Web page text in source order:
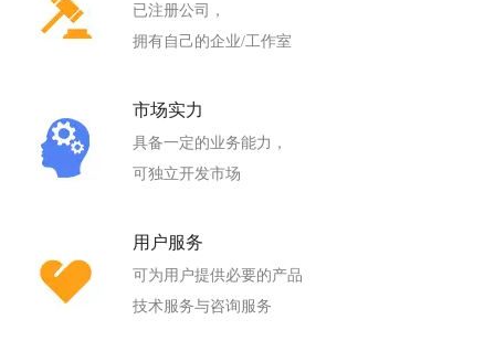
已注册公司，
拥有自己的企业/工作室
市场实力
具备一定的业务能力，
可独立开发市场
用户服务
可为用户提供必要的产品
技术服务与咨询服务